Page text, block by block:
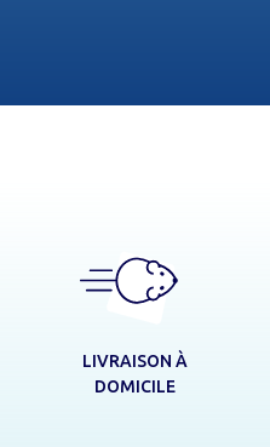
LIVRAISON À
DOMICILE